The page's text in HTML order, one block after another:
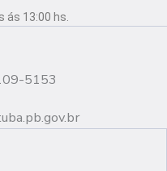
g
r
ás 13:00 hs.
5153